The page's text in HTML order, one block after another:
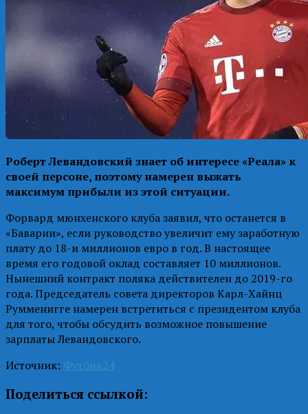
Роберт Левандовский знает об интересе «Реала» к
своей персоне, поэтому намерен выжать
максимум прибыли из этой ситуации.
Форвард мюнхенского клуба заявил, что останется в
«Баварии», если руководство увеличит ему заработную
плату до 18-и миллионов евро в год. В настоящее
время его годовой оклад составляет 10 миллионов.
Нынешний контракт поляка действителен до 2019-го
года. Председатель совета директоров Карл-Хайнц
Румменигге намерен встретиться с президентом клуба
для того, чтобы обсудить возможное повышение
зарплаты Левандовского.
Источник: Футбик24
Поделиться ссылкой: